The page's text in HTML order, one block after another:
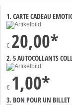
1. CARTE CADEAU
€ 20,00*
2. 5 AUTOCOLLANTS
€ 1,00*
3. BON POUR UN BILLET